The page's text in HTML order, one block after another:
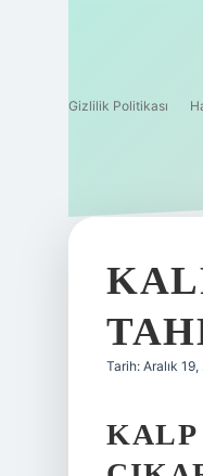
Gizlilik Politikası
Tarih: Aralık